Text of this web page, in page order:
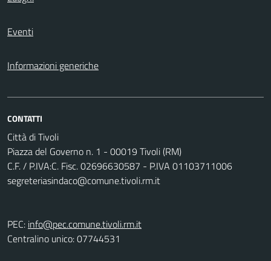
Eventi
Informazioni generiche
CONTATTI
Città di Tivoli
Piazza del Governo n. 1 - 00019 Tivoli (RM)
C.F. / P.IVA:C. Fisc. 02696630587 - P.IVA 01103711006
segreteriasindaco@comune.tivoli.rm.it
PEC: info@pec.comune.tivoli.rm.it
Centralino unico: 07744531